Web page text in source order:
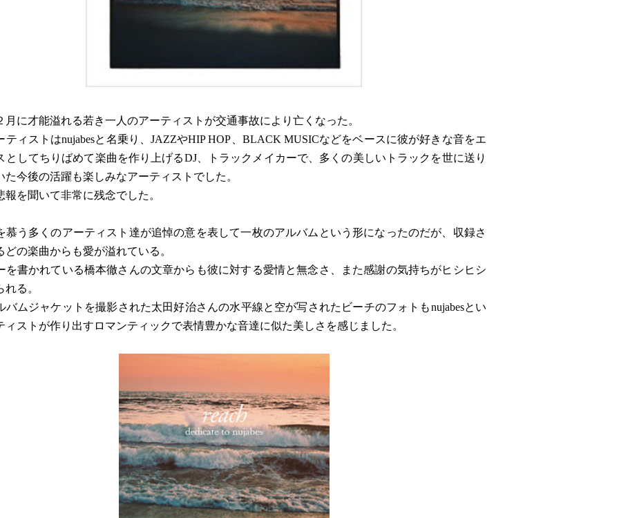
月に才能溢れる若き一人のアーティストが交通事故により亡くなった。
ティストはnujabesと名乗り、JAZZやHIP HOP、BLACK MUSICなどをベースに彼が好きな音をエ
としてちりばめて楽曲を作り上げるDJ、トラックメイカーで、多くの美しいトラックを世に送り
た今後の活躍も楽しみなアーティストでした。
報を聞いて非常に残念でした。
慕う多くのアーティスト達が追悼の意を表して一枚のアルバムという形になったのだが、収録さ
どの楽曲からも愛が溢れている。
を書かれている橋本徹さんの文章からも彼に対する愛情と無念さ、また感謝の気持ちがヒシヒシ
れる。
バムジャケットを撮影された太田好治さんの水平線と空が写されたビーチのフォトもnujabesとい
ィストが作り出すロマンティックで表情豊かな音達に似た美しさを感じました。